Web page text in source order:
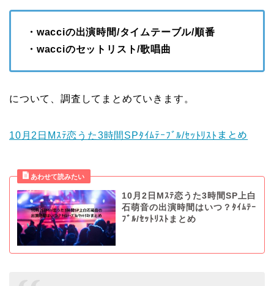
・wacciの出演時間/タイムテーブル/順番
・wacciのセットリスト/歌唱曲
について、調査してまとめていきます。
10月2日Mｽﾃ恋うた3時間SPﾀｲﾑﾃｰﾌﾞﾙ/ｾｯﾄﾘｽﾄまとめ
10月2日Mｽﾃ恋うた3時間SP上白
石萌音の出演時間はいつ？ﾀｲﾑﾃｰ
ﾌﾞﾙ/ｾｯﾄﾘｽﾄまとめ